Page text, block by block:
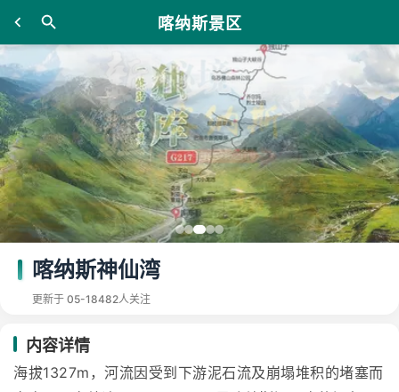
喀纳斯景区
喀纳斯神仙湾
更新于 05-18482人关注
内容详情
海拔1327m，河流因受到下游泥石流及崩塌堆积的堵塞而